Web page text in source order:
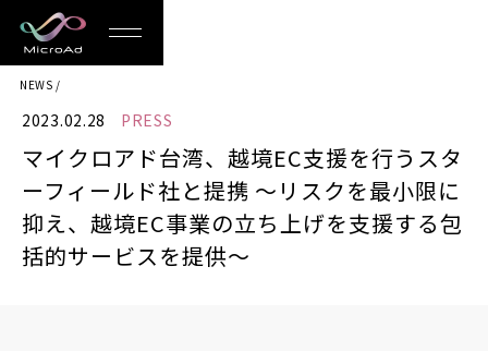
MicroAd
-
Redesigning
the
Future
Life
NEWS
2023.02.28 PRESS
マイクロアド台湾、越境EC支援を行うスタ
ーフィールド社と提携 ～リスクを最小限に
抑え、越境EC事業の立ち上げを支援する包
括的サービスを提供～